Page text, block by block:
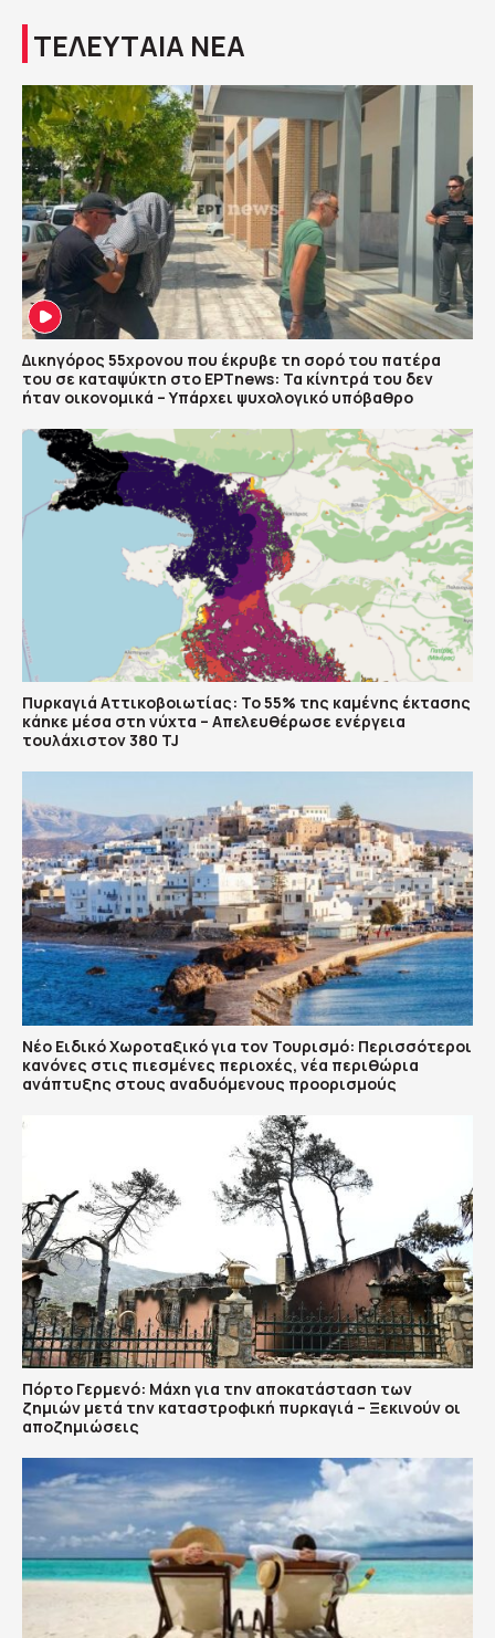
ΤΕΛΕΥΤΑΙΑ ΝΕΑ
Δικηγόρος 55χρονου που έκρυβε τη σορό του πατέρα
του σε καταψύκτη στο ΕΡΤnews: Τα κίνητρά του δεν
ήταν οικονομικά – Υπάρχει ψυχολογικό υπόβαθρο
Πυρκαγιά Αττικοβοιωτίας: Το 55% της καμένης έκτασης
κάηκε μέσα στη νύχτα – Απελευθέρωσε ενέργεια
τουλάχιστον 380 TJ
Νέο Ειδικό Χωροταξικό για τον Τουρισμό: Περισσότεροι
κανόνες στις πιεσμένες περιοχές, νέα περιθώρια
ανάπτυξης στους αναδυόμενους προορισμούς
Πόρτο Γερμενό: Μάχη για την αποκατάσταση των
ζημιών μετά την καταστροφική πυρκαγιά – Ξεκινούν οι
αποζημιώσεις